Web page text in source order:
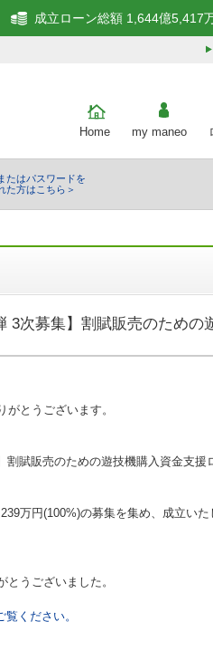
成立ローン総額 1,644億5,417
Home my maneo
たはパスワードを
た方はこちら＞
3次募集】割賦販売のため
とうございます。
割賦販売のための遊技機購入資金支
万円(100%)の募集を集め、成立いた
うございました。
ください。